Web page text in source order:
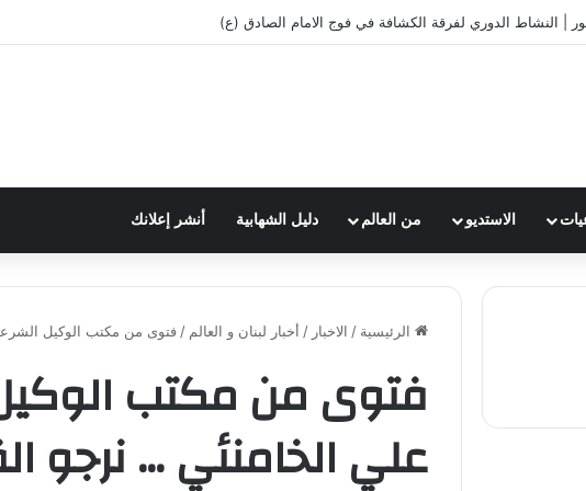
| النشاط الدوري لفرقة الكشافة في فوج الامام الصادق (ع)
الاستديو من العالم دليل الشهابية أنشر إعلانك
الرئيسية / الاخبار / أخبار لبنان و العالم / فتوى من مكتب الوكيل
فتوى من مكتب
علي الخامنئي … نرجو